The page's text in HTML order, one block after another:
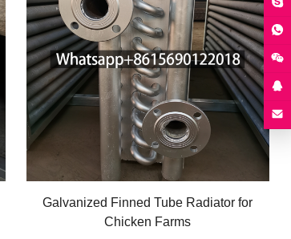
Galvanized Finned Tube Radiator for
Chicken Farms